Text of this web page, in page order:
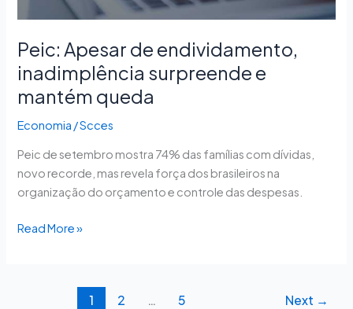
Peic: Apesar de endividamento,
inadimplência surpreende e
mantém queda
Economia /Scces
Peic de setembro mostra 74% das famílias com dívidas,
novo recorde, mas revela força dos brasileiros na
organização do orçamento e controle das despesas.
Read More »
1 2 … 5 Next →